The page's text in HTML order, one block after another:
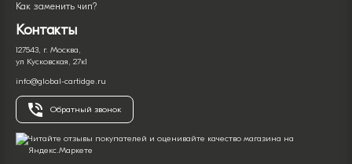
Как заменить чип?
Контакты
127543, г. Москва,
ул Кусковская, 27к1
info@global-cartidge.ru
Обратный звонок